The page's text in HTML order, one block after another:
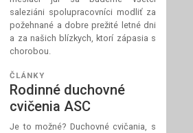
saleziáni spolupracovníci modliť za
požehnané a dobre prežité letné dni
a za našich blízkych, ktorí zápasia s
chorobou.
ČLÁNKY
Rodinné duchovné
cvičenia ASC
Je to možné? Duchovné cvičania, s